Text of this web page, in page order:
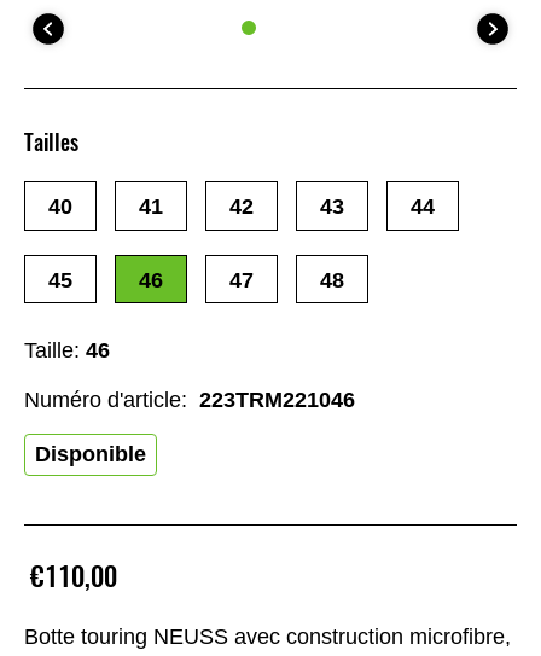
Botte touring NEUSS avec construction microfibre,
€110,00
Taille: 46
Disponible
Tailles
40 41 42 43 44
45 46 47 48
Numéro d'article: 223TRM221046